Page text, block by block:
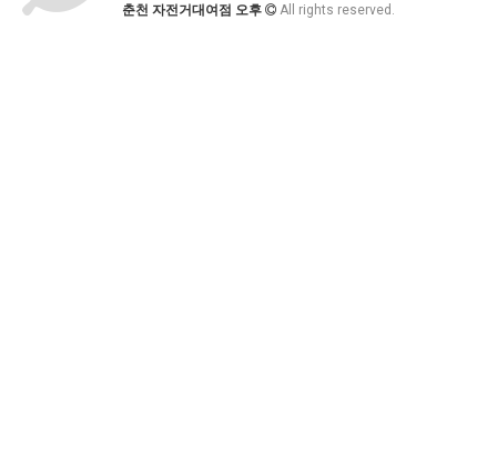
춘천 자전거대여점 오후
All rights reserved.